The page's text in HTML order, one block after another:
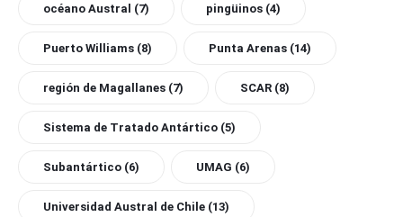
océano Austral (7) pingüinos (4)
Puerto Williams (8) Punta Arenas (14)
región de Magallanes (7) SCAR (8)
Sistema de Tratado Antártico (5)
Subantártico (6) UMAG (6)
Universidad Austral de Chile (13)